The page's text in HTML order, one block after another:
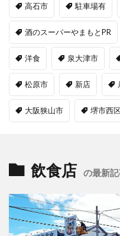
高石市 駐車場有
酒のスーパーやまもとPR
洋食 泉大津市
松原市 新店
大阪狭山市 堺市西
飲食店 の最新